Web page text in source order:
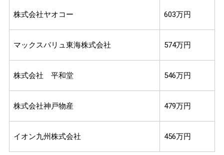
株式会社ヤオコー 603万円
マックスバリュ東海株式会社 574万円
株式会社 平和堂 546万円
株式会社神戸物産 479万円
イオン九州株式会社 456万円